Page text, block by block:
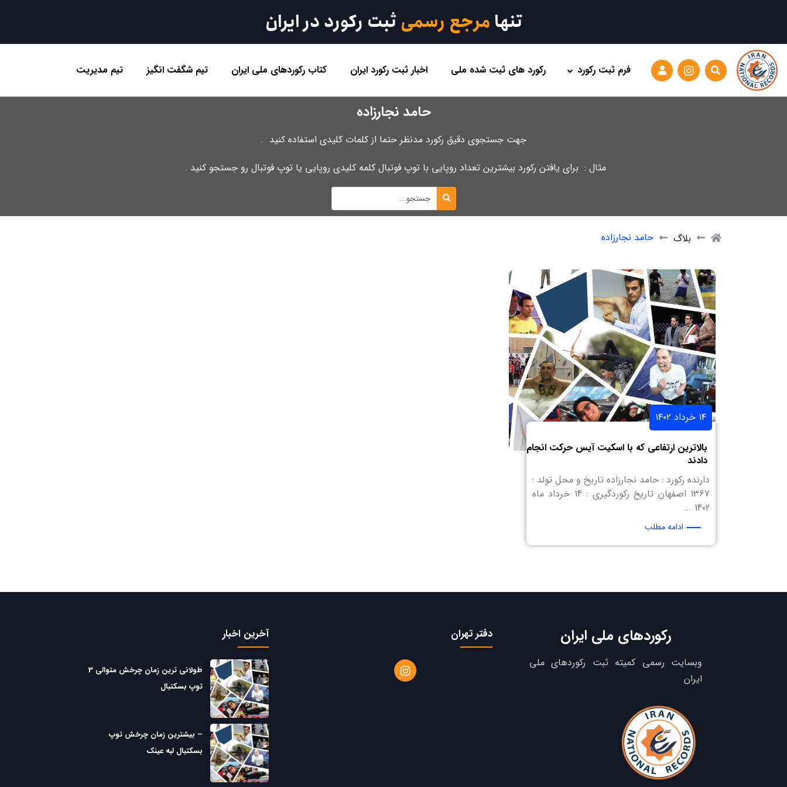
تنهامرجع رسمیثبت رکورد در ایران
فرم ثبت رکورد رکورد های ثبت شده ملی اخبار ثبت رکورد ایران کتاب رکوردهای ملی ایران تیم شگفت انگیز تیم مدیریت
حامد نجارزاده
جهت جستجوی دقیق رکورد مدنظر حتما از کلمات کلیدی استفاده کنید .
مثال : برای یافتن رکورد بیشترین تعداد روپایی با توپ فوتبال کلمه کلیدی روپایی یا توپ فوتبال رو جستجو کنید .
بلاگ حامد نجارزاده
۱۴ خرداد ۱۴۰۲
بالاترین ارتفاعی که با اسکیت آیس حرکت انجام
دادند
دارنده رکورد : حامد نجارزاده تاریخ و محل تولد :
1367 اصفهان تاریخ رکوردگیری : 14 خرداد ماه
1402 ...
ادامه مطلب
رکوردهای ملی ایران
وبسایت رسمی کمیته ثبت رکوردهای ملی
ایران
دفتر تهران آخرین اخبار
طولانی ترین زمان چرخش متوالی 3
توپ بسکتبال
– بیشترین زمان چرخش توپ
بسکتبال لبه عینک